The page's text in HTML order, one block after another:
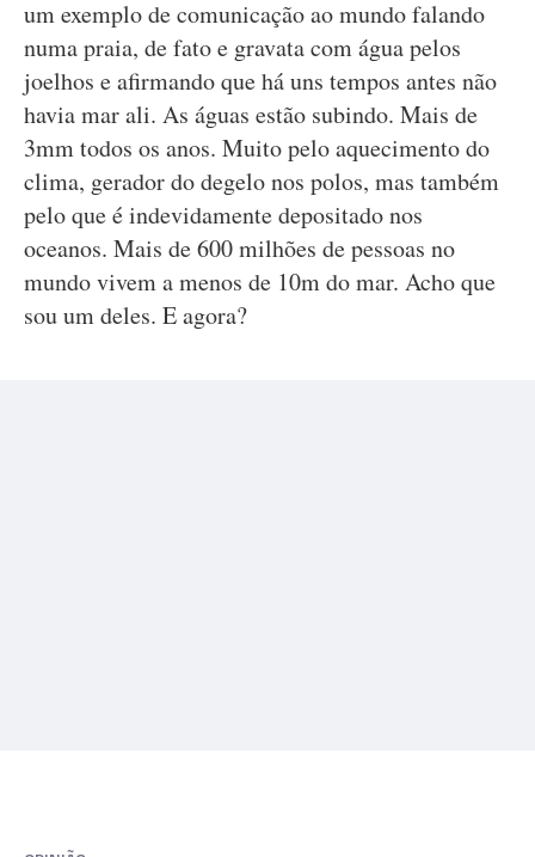
um exemplo de comunicação ao mundo falando
numa praia, de fato e gravata com água pelos
joelhos e afirmando que há uns tempos antes não
havia mar ali. As águas estão subindo. Mais de
3mm todos os anos. Muito pelo aquecimento do
clima, gerador do degelo nos polos, mas também
pelo que é indevidamente depositado nos
oceanos. Mais de 600 milhões de pessoas no
mundo vivem a menos de 10m do mar. Acho que
sou um deles. E agora?